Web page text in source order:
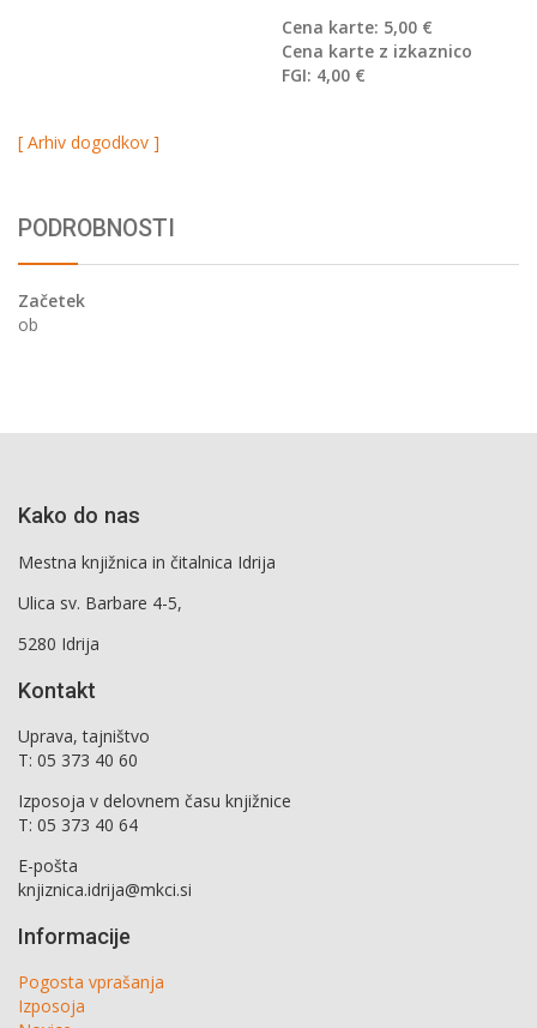
Cena karte: 5,00 €
Cena karte z izkaznico
FGI: 4,00 €
[ Arhiv dogodkov ]
PODROBNOSTI
Začetek
ob
Kako do nas
Mestna knjižnica in čitalnica Idrija
Ulica sv. Barbare 4-5,
5280 Idrija
Kontakt
Uprava, tajništvo
T: 05 373 40 60
Izposoja v delovnem času knjižnice
T: 05 373 40 64
E-pošta
knjiznica.idrija@mkci.si
Informacije
Pogosta vprašanja
Izposoja